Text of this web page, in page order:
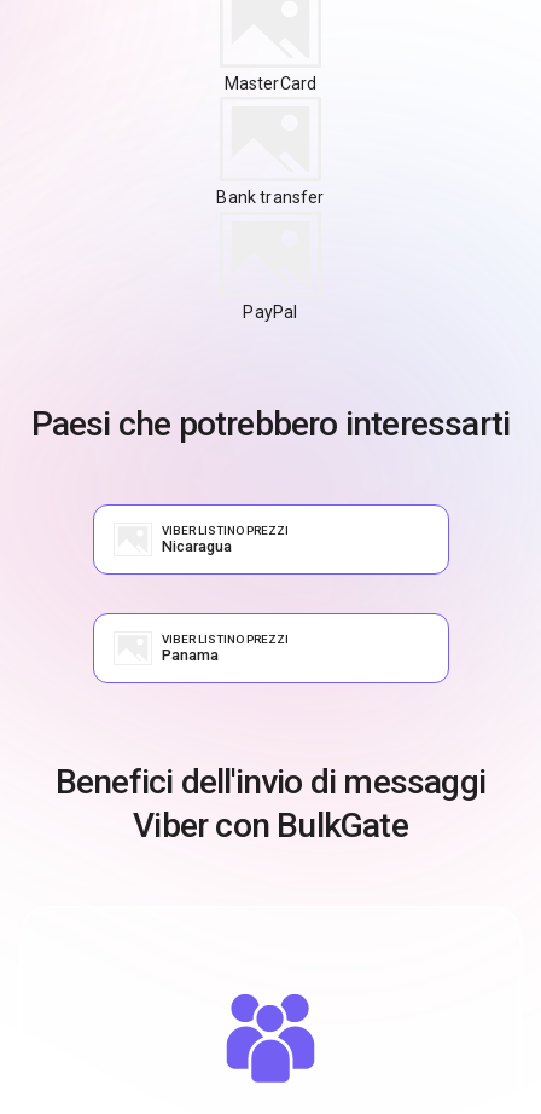
MasterCard
Bank transfer
PayPal
Paesi che potrebbero interessarti
VIBER LISTINO PREZZI
Nicaragua
VIBER LISTINO PREZZI
Panama
Benefici dell'invio di messaggi
Viber con BulkGate